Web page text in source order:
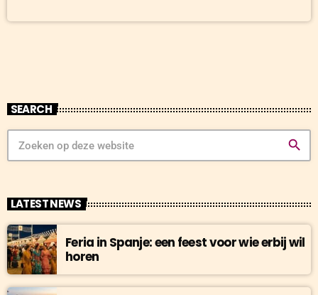
SEARCH
search
LATEST NEWS
Feria in Spanje: een feest voor wie erbij wil
horen